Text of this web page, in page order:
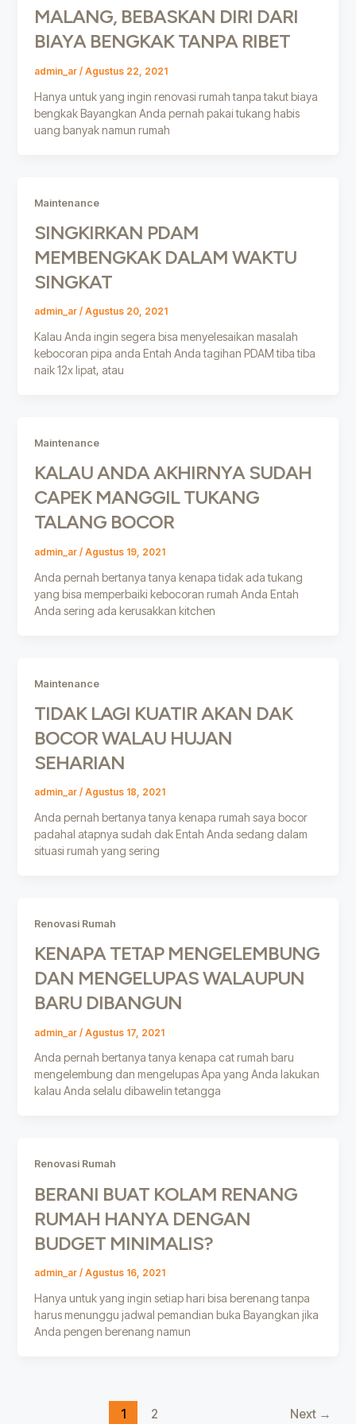
MALANG, BEBASKAN DIRI DARI
BIAYA BENGKAK TANPA RIBET
admin_ar / Agustus 22, 2021
Hanya untuk yang ingin renovasi rumah tanpa takut biaya
bengkak Bayangkan Anda pernah pakai tukang habis
uang banyak namun rumah
Maintenance
SINGKIRKAN PDAM
MEMBENGKAK DALAM WAKTU
SINGKAT
admin_ar / Agustus 20, 2021
Kalau Anda ingin segera bisa menyelesaikan masalah
kebocoran pipa anda Entah Anda tagihan PDAM tiba tiba
naik 12x lipat, atau
Maintenance
KALAU ANDA AKHIRNYA SUDAH
CAPEK MANGGIL TUKANG
TALANG BOCOR
admin_ar / Agustus 19, 2021
Anda pernah bertanya tanya kenapa tidak ada tukang
yang bisa memperbaiki kebocoran rumah Anda Entah
Anda sering ada kerusakkan kitchen
Maintenance
TIDAK LAGI KUATIR AKAN DAK
BOCOR WALAU HUJAN
SEHARIAN
admin_ar / Agustus 18, 2021
Anda pernah bertanya tanya kenapa rumah saya bocor
padahal atapnya sudah dak Entah Anda sedang dalam
situasi rumah yang sering
Renovasi Rumah
KENAPA TETAP MENGELEMBUNG
DAN MENGELUPAS WALAUPUN
BARU DIBANGUN
admin_ar / Agustus 17, 2021
Anda pernah bertanya tanya kenapa cat rumah baru
mengelembung dan mengelupas Apa yang Anda lakukan
kalau Anda selalu dibawelin tetangga
Renovasi Rumah
BERANI BUAT KOLAM RENANG
RUMAH HANYA DENGAN
BUDGET MINIMALIS?
admin_ar / Agustus 16, 2021
Hanya untuk yang ingin setiap hari bisa berenang tanpa
harus menunggu jadwal pemandian buka Bayangkan jika
Anda pengen berenang namun
1 2 Next →